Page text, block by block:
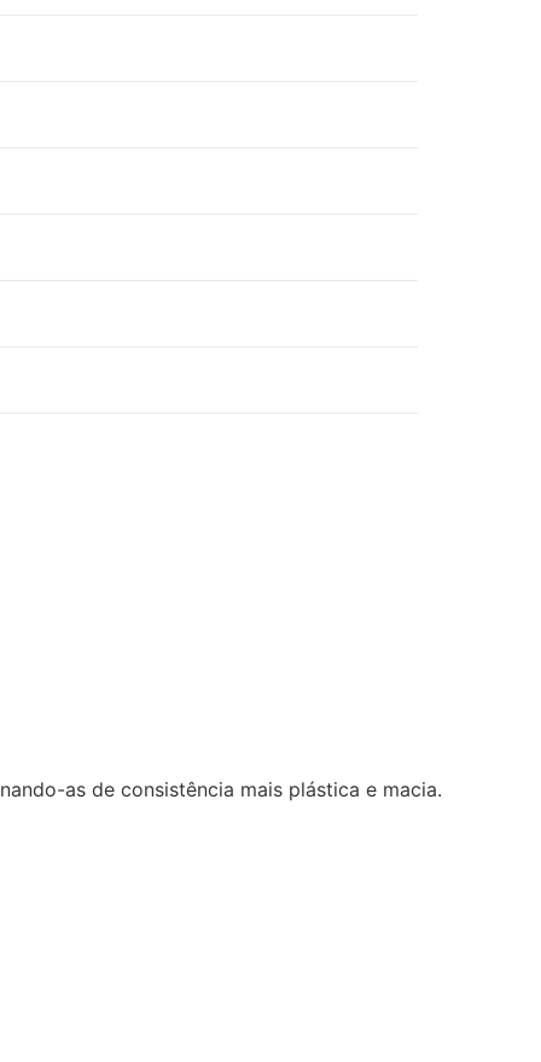
as de consistência mais plástica e macia.